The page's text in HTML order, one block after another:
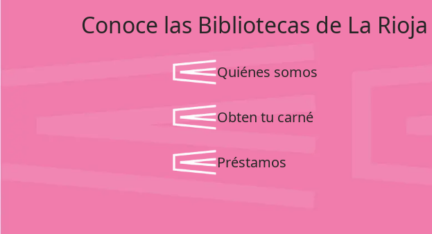
Conoce las Bibliotecas de La Rioja
Quiénes somos
Obten tu carné
Préstamos